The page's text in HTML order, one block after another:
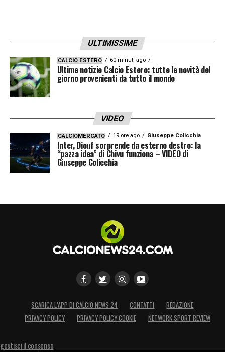
ULTIMISSIME
CALCIO ESTERO 60 minuti ago
Ultime notizie Calcio Estero: tutte le novità del
giorno provenienti da tutto il mondo
VIDEO
CALCIOMERCATO 19 ore ago Giuseppe Colicchia
Inter, Diouf sorprende da esterno destro: la
“pazza idea” di Chivu funziona – VIDEO di
Giuseppe Colicchia
SCARICA L’APP DI CALCIO NEWS 24 CONTATTI
REDAZIONE
PRIVACY POLICY
PRIVACY POLICY COOKIE NETWORK SPORT REVIEW
gestisci il consenso